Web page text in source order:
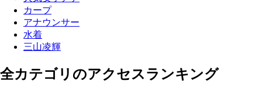
カープ
アナウンサー
水着
三山凌輝
全カテゴリのアクセスランキング